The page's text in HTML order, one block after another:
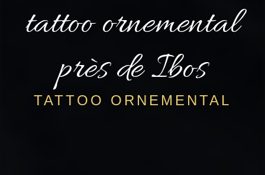
tattoo ornemental
près de Ibos
TATTOO ORNEMENTAL